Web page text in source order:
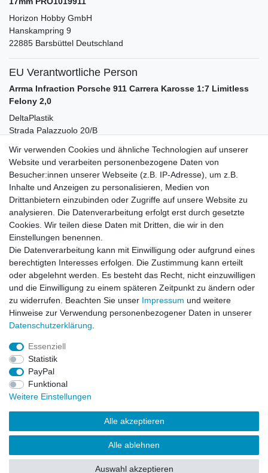
Horizon Hobby GmbH
Hanskampring 9
22885 Barsbüttel Deutschland
EU Verantwortliche Person
Arrma Infraction Porsche 911 Carrera Karosse 1:7 Limitless
Felony 2,0
DeltaPlastik
Strada Palazzuolo 20/B
info@deltaplastik.it
Zubehör
-13%
Lexanfarbe Smoke Spraydose 150 ml
Scheibentöner
6,99 € *
In den Warenkorb
*inkl. ges. MwSt.zzgl.Versandkosten
Impressum
Widerrufs­recht
Wir verwenden Cookies und ähnliche Technologien auf unserer
Website und verarbeiten personenbezogene Daten von
Besucher:innen unserer Webseite (z.B. IP-Adresse), um z.B.
Inhalte und Anzeigen zu personalisieren, Medien von
Drittanbietern einzubinden oder Zugriffe auf unsere Website zu
analysieren. Die Datenverarbeitung erfolgt erst durch gesetzte
Cookies. Wir teilen diese Daten mit Dritten, die wir in den
Einstellungen benennen.
Die Datenverarbeitung kann mit Einwilligung oder aufgrund eines
berechtigten Interesses erfolgen. Die Zustimmung kann erteilt
oder abgelehnt werden. Es besteht das Recht, nicht einzuwilligen
und die Einwilligung zu einem späteren Zeitpunkt zu ändern oder
zu widerrufen. Beachten Sie unser Impressum und weitere
Hinweise zur Verwendung personenbezogener Daten in unserer
Daten­schutz­erklärung
Essenziell
Statistik
PayPal
Funktional
Weitere Einstellungen
Alle akzeptieren
Alle ablehnen
Auswahl akzeptieren